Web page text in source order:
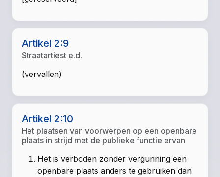
Artikel 2:9
Straatartiest e.d.
(vervallen)
Artikel 2:10
Het plaatsen van voorwerpen op een openbare
plaats in strijd met de publieke functie ervan
Het is verboden zonder vergunning een
openbare plaats anders te gebruiken dan